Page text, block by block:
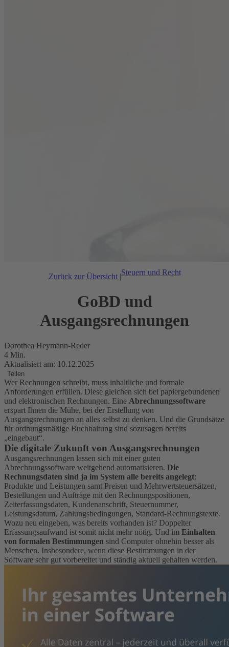
Zurück zur Übersicht |Steuern und Recht
GoBD und
Ausgangsrechnungen
Dorothea Heymann-Reder
4 Min.
Aktualisiert am: 10.12.2025
Teilen
Wer Rechnungen schreibt, muss inhaltliche und formale
Anforderungen erfüllen. Diese gleichen sich bei papiergebundenen
und elektronischen Rechnungen. Eine Abrechnungssoftware
erspart Ihnen die Mühe, bei der Erstellung von
Ausgangsrechnungen an alles selbst zu denken. Und die Grundsätze
für ordnungsmäßige Buchhaltung sind sozusagen bereits
„eingebaut“.
Die digitale Zukunft von Ausgangsrechnungen
Ausgangsrechnungen lassen sich mit einer guten
Abrechnungssoftware weitgehend automatisieren. Die
Rechnungsdaten sind ja im System alle bereits angelegt:
Produkte und Leistungen samt Preisen und Mehrwertsteuersätzen,
Bestellungen und Aufträge mit den Rechnungspositionen,
Zeiterfassungsdaten, Kundenanschrift, Steuernummer,
Leistungsdatum, Zahlungsbedingungen, Standard-Rechnungstexte.
Wozu neu eingeben, was bereits vorhanden ist? Doppelter
Erfassungsaufwand ist somit nicht mehr nötig. Und im Einhalten
von formalen Bestimmungen sind Computer ohnehin besser als
Menschen. Insbesondere, wenn diese Bestimmungen in der
Software sehr gut vorbereitet und ständig aktuell gehalten werden.